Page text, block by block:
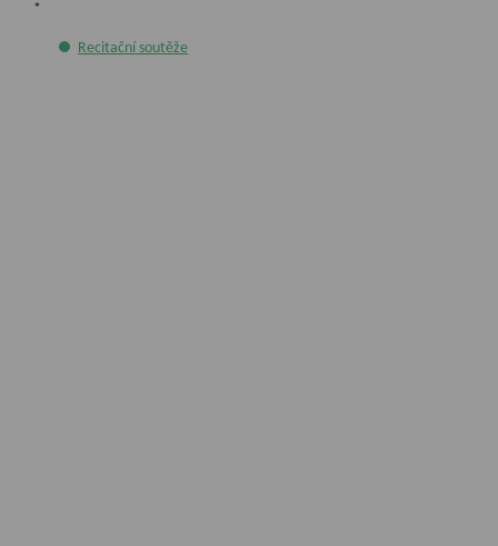
*
Recitační soutěže